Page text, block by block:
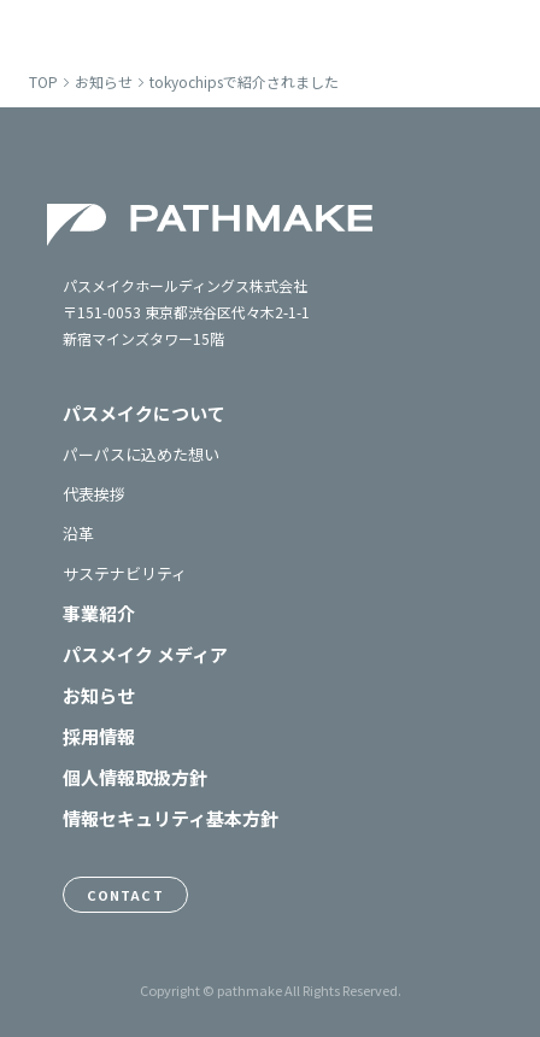
TOP お知らせ tokyochipsで紹介されました
パスメイクホールディングス株式会社
〒151-0053 東京都渋谷区代々木2-1-1
新宿マインズタワー15階
パスメイクについて
パーパスに込めた想い
代表挨拶
沿革
サステナビリティ
事業紹介
パスメイク メディア
お知らせ
採用情報
個人情報取扱方針
情報セキュリティ基本方針
CONTACT
Copyright © pathmake All Rights Reserved.